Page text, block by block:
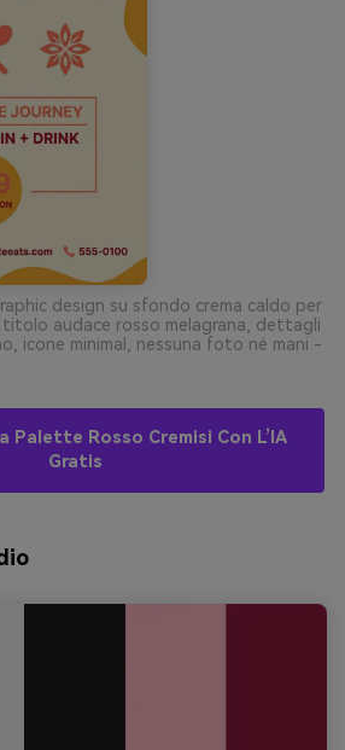
design su sfondo crema caldo per
audace rosso melagrana, dettagli
icone minimal, nessuna foto né mani -
Palette Rosso Cremisi Con L’IA
Gratis